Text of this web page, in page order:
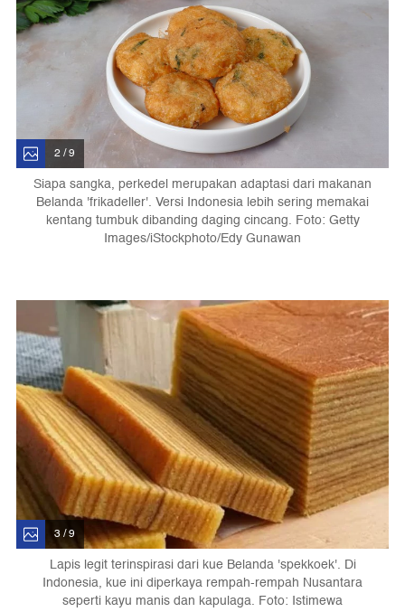
2 / 9
Siapa sangka, perkedel merupakan adaptasi dari makanan
Belanda 'frikadeller'. Versi Indonesia lebih sering memakai
kentang tumbuk dibanding daging cincang. Foto: Getty
Images/iStockphoto/Edy Gunawan
3 / 9
Lapis legit terinspirasi dari kue Belanda 'spekkoek'. Di
Indonesia, kue ini diperkaya rempah-rempah Nusantara
seperti kayu manis dan kapulaga. Foto: Istimewa